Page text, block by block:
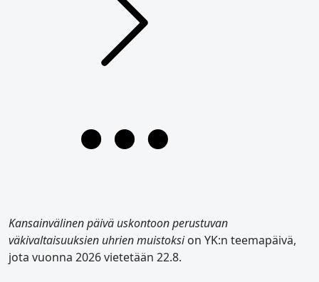
Kansainvälinen päivä uskontoon perustuvan
väkivaltaisuuksien uhrien muistoksion YK:n teemapäivä,
jota vuonna 2026 vietetään 22.8.